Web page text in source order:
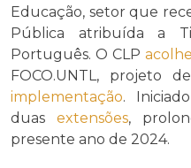
Educação, setor que
Pública atribuída a
Português. O CLP acolhe
FOCO.UNTL, projeto
implementação.
duas extensões,
presente ano de 2024.